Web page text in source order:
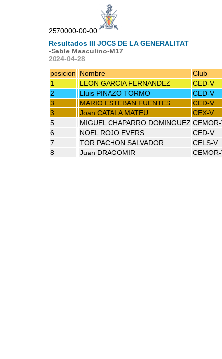
2570000-00-00
Resultados III JOCS DE LA GENERALITAT
-Sable Masculino-M17
2024-04-28
posicion
Nombre
Club
1
LEON GARCIA FERNANDEZ
CED-V
2
Lluis PINAZO TORMO
CED-V
3
MARIO ESTEBAN FUENTES
CED-V
3
Joan CATALA MATEU
CEX-V
5
MIGUEL CHAPARRO DOMINGUEZ
6
NOEL ROJO EVERS
CED-V
7
TOR PACHON SALVADOR
CELS-V
8
Juan DRAGOMIR